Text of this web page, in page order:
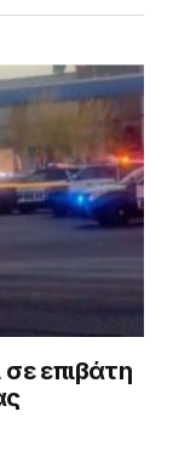
επιβάτη